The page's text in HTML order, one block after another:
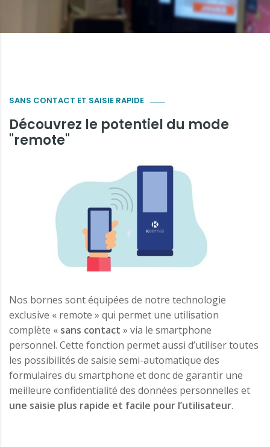
SANS CONTACT ET SAISIE RAPIDE
Découvrez le potentiel du mode
"remote"
Nos bornes sont équipées de notre technologie
exclusive « remote » qui permet une utilisation
complète « sans contact » via le smartphone
personnel. Cette fonction permet aussi d’utiliser toutes
les possibilités de saisie semi-automatique des
formulaires du smartphone et donc de garantir une
meilleure confidentialité des données personnelles et
une saisie plus rapide et facile pour l’utilisateur.